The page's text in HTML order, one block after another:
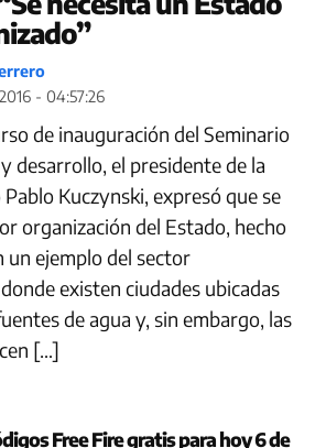
- 04:57:26
de inauguración del Seminario
desarrollo, el presidente de la
Kuczynski, expresó que se
organización del Estado, hecho
un ejemplo del sector
existen ciudades ubicadas
de agua y, sin embargo, las
[…]
Free Fire gratis para hoy 6 de